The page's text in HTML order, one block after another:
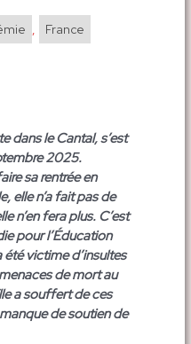
, France
dans le Cantal, s’est
2025.
sa rentrée en
elle n’a fait pas de
n’en fera plus. C’est
pour l’Éducation
victime d’insultes
de mort au
a souffert de ces
de soutien de